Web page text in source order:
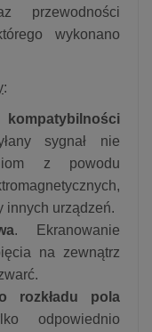
przewodności
wykonano
:
sygnał nie
z powodu
innych urządzeń.
. Ekranowanie
na zewnątrz
rozkładu pola
odpowiednio